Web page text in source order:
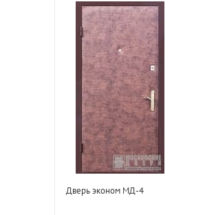
Дверь эконом МД-4